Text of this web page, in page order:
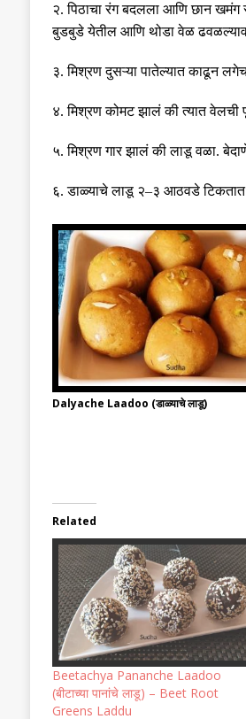
२.पिठाचा रंग बदलला आणि छान
बुडबुडे येतील आणि थोडा वेळ
३.मिश्रण दुसऱ्या पातेल्यात काढून
४.मिश्रण कोमट झालं की त्यात
५.मिश्रण गार झालं की लाडू वळा.
६.डाळ्याचे लाडू २–३ आठवडे टिकतात
Dalyache Laadoo (डाळ्याचे लाडू)
Related
Beetachya Pananche Laadoo
(बीटाच्या पानांचे लाडू) – Beet Root
Greens Laddu